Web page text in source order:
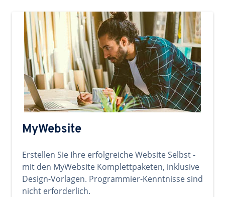
MyWebsite
Erstellen Sie Ihre erfolgreiche Website Selbst -
mit den MyWebsite Komplettpaketen, inklusive
Design-Vorlagen. Programmier-Kenntnisse sind
nicht erforderlich.